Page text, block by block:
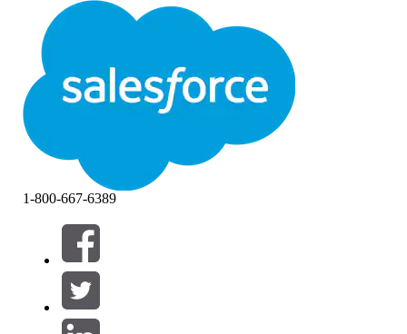
닫기
필터 (0)
필터 선택
제품 영역
1-800-667-6389